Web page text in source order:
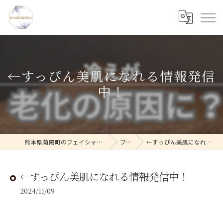
←すっぴん美肌になれる情報発信
中！
熊本県菊陽町のフェイシャルならmoderation ブログ ←すっぴん美肌になれる情報発信中！
←すっぴん美肌になれる情報発信中！
2024/11/09